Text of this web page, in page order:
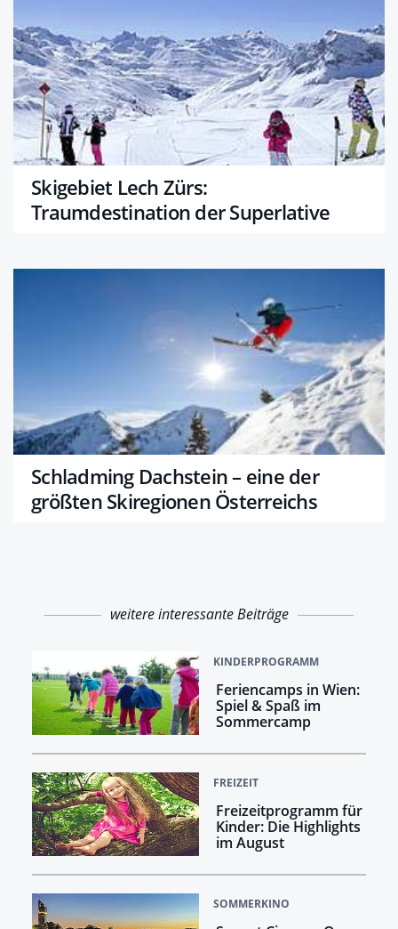
Skigebiet Lech Zürs:
Traumdestination der Superlative
Schladming Dachstein – eine der
größten Skiregionen Österreichs
weitere interessante Beiträge
KINDERPROGRAMM
Feriencamps in Wien:
Spiel & Spaß im
Sommercamp
FREIZEIT
Freizeitprogramm für
Kinder: Die Highlights
im August
SOMMERKINO